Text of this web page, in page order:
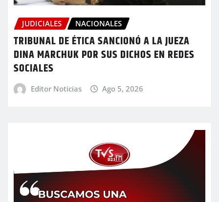
JUDICIALES NACIONALES
TRIBUNAL DE ÉTICA SANCIONÓ A LA JUEZA
DINA MARCHUK POR SUS DICHOS EN REDES
SOCIALES
Editor Noticias Ago 5, 2026